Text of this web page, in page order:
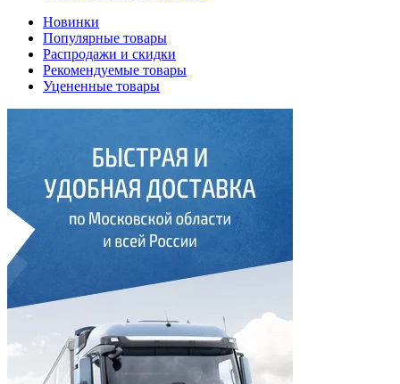
Новинки
Популярные товары
Распродажи и скидки
Рекомендуемые товары
Уцененные товары